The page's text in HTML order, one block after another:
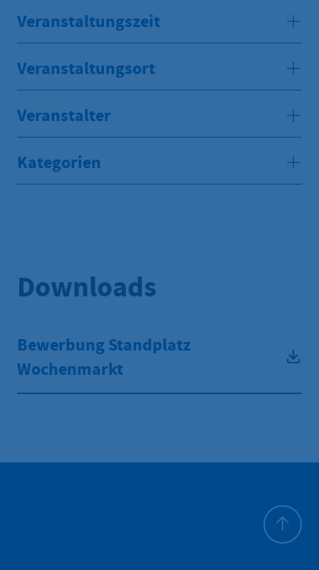
Veranstaltungszeit
Veranstaltungsort
Veranstalter
Kategorien
Downloads
Bewerbung Standplatz
Wochenmarkt